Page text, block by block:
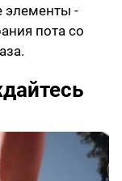
элементы -
пота со